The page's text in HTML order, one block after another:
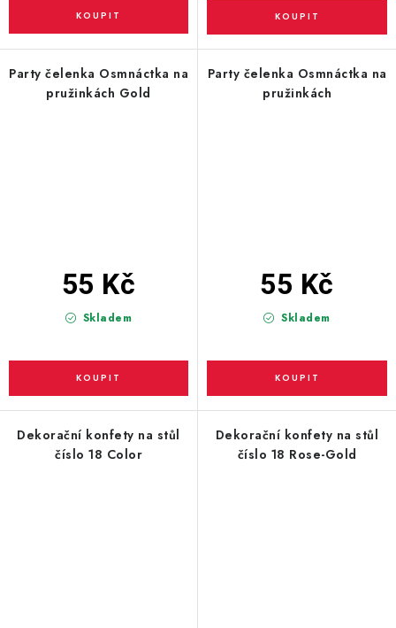
Party čelenka Osmnáctka na
pružinkách Gold
Skladem
55 Kč
Party čelenka Osmnáctka na
pružinkách
Skladem
55 Kč
Dekorační konfety na stůl
číslo 18 Color
Dekorační konfety na stůl
číslo 18 Rose-Gold